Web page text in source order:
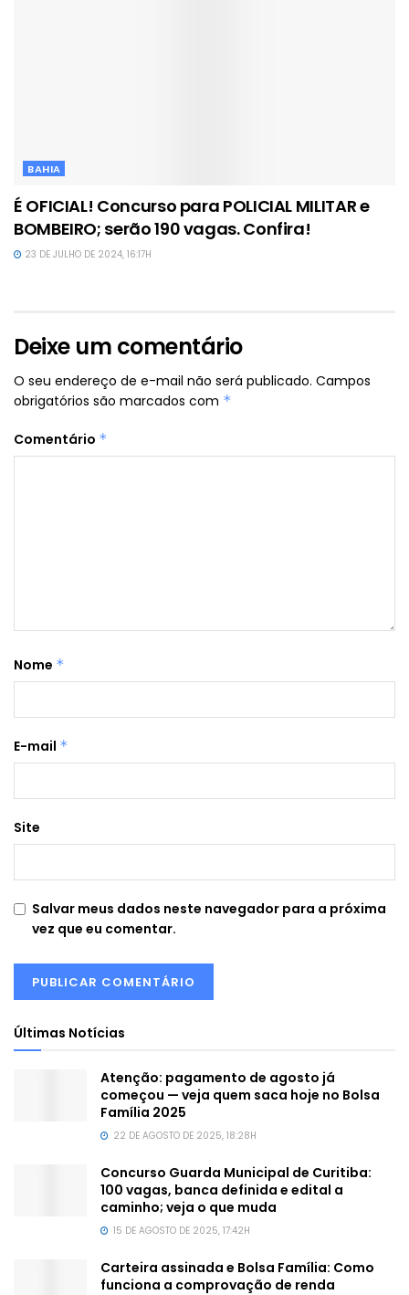
BAHIA
É OFICIAL! Concurso para POLICIAL MILITAR e
BOMBEIRO; serão 190 vagas. Confira!
23 DE JULHO DE 2024, 16:17H
Deixe um comentário
O seu endereço de e-mail não será publicado. Campos
obrigatórios são marcados com *
Comentário *
Nome *
E-mail *
Site
Salvar meus dados neste navegador para a próxima
vez que eu comentar.
Últimas Notícias
Atenção: pagamento de agosto já
começou — veja quem saca hoje no Bolsa
Família 2025
22 DE AGOSTO DE 2025, 18:28H
Concurso Guarda Municipal de Curitiba:
100 vagas, banca definida e edital a
caminho; veja o que muda
15 DE AGOSTO DE 2025, 17:42H
Carteira assinada e Bolsa Família: Como
funciona a comprovação de renda